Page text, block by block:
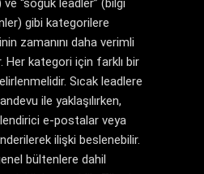
“soğuk leadler” (bilgi
gibi kategorilere
zamanını daha verimli
Her kategori için farklı bir
Sıcak leadlere
ile yaklaşılırken,
e-postalar veya
ilişki beslenebilir.
bültenlere dahil